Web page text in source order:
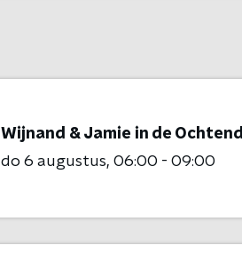
Wijnand & Jamie in de Ochtend
do 6 augustus 06:00 - 09:00